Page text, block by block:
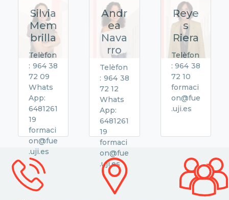
Silvia
Mem
brilla
Telèfon
: 964 38
72 09
Whats
App:
6481261
19
formaci
on@fue
.uji.es
Andr
ea
Nava
rro
Telèfon
: 964 38
72 12
Whats
App:
6481261
19
formaci
on@fue
.uji.es
Reye
s
Riera
Telèfon
: 964 38
72 10
formaci
on@fue
.uji.es